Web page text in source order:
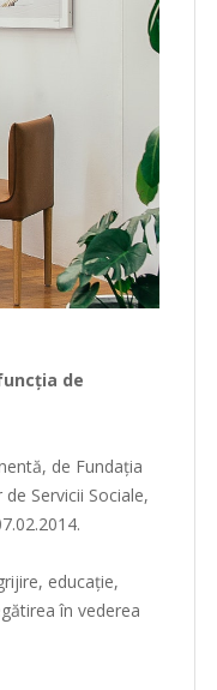
de
de Fundația
Servicii Sociale,
educație,
în vederea